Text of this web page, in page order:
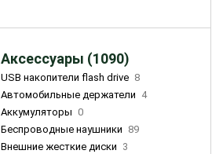
Аксессуары (1090)
USB накопители flash drive 8
Автомобильные держатели 4
Аккумуляторы 0
Беспроводные наушники 89
Внешние жесткие диски 3